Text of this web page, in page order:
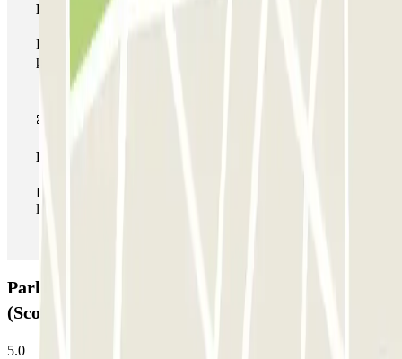
Pase multiparking
Durante tu estancia podrás hacer uso de toda la red de
parkings de este operador disponibles en Parclick.
Pase ilimitado
Durante tu estancia podrás entrar y salir del parking todas
las veces que quieras.
Parking P3 Express T1 Malpensa - SEA Ufficiale
(Scoperto): Opiniones
5.0